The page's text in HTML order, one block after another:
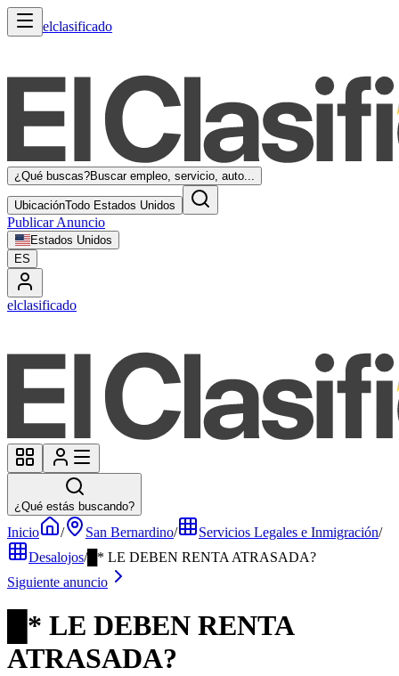
elclasificado
¿Qué buscas?Buscar empleo, servicio, auto...
UbicaciónTodo Estados Unidos
Publicar Anuncio
Estados Unidos
ES
elclasificado
¿Qué estás buscando?
Inicio / San Bernardino/ Servicios Legales e Inmigración/
Desalojos/ █* LE DEBEN RENTA ATRASADA?
Siguiente anuncio
█* LE DEBEN RENTA
ATRASADA?